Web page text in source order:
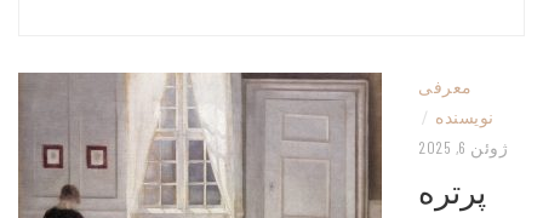
معرفی
نویسنده /
ژوئن 6, 2025
پرتره